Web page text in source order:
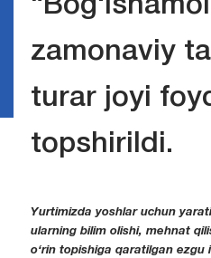
zamonaviy
turar joyi
topshirildi.
Yurtimizda yoshlar uchun
ularning bilim olishi, mehnat
o‘rin topishiga qaratilgan ezgu